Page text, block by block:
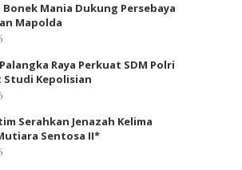
Bonek Mania Dukung Persebaya
Mapolda
Raya Perkuat SDM Polri
Studi Kepolisian
Serahkan Jenazah Kelima
Sentosa II*